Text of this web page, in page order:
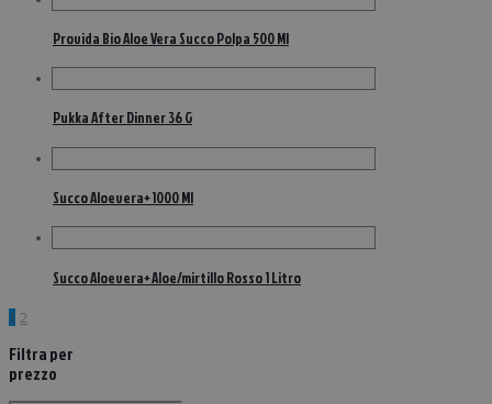
Provida Bio Aloe Vera Succo Polpa 500 Ml
Pukka After Dinner 36 G
Succo Aloevera+ 1000 Ml
Succo Aloevera+ Aloe/mirtillo Rosso 1 Litro
1 2
Filtra per
prezzo